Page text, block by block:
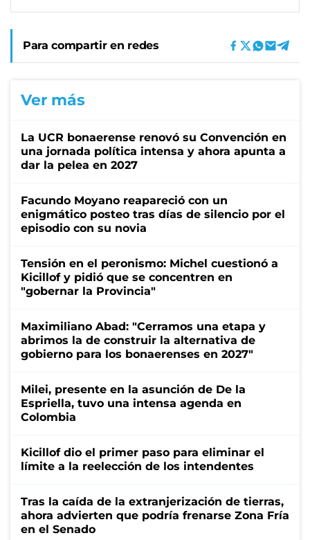
Para compartir en redes
Ver más
La UCR bonaerense renovó su Convención en
una jornada política intensa y ahora apunta a
dar la pelea en 2027
Facundo Moyano reapareció con un
enigmático posteo tras días de silencio por el
episodio con su novia
Tensión en el peronismo: Michel cuestionó a
Kicillof y pidió que se concentren en
"gobernar la Provincia"
Maximiliano Abad: "Cerramos una etapa y
abrimos la de construir la alternativa de
gobierno para los bonaerenses en 2027"
Milei, presente en la asunción de De la
Espriella, tuvo una intensa agenda en
Colombia
Kicillof dio el primer paso para eliminar el
límite a la reelección de los intendentes
Tras la caída de la extranjerización de tierras,
ahora advierten que podría frenarse Zona Fría
en el Senado